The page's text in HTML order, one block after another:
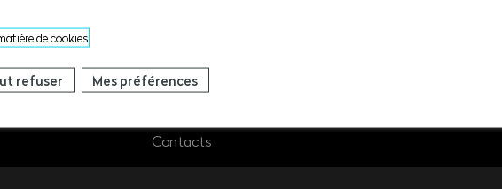
Contacts
de cookies
refuser Mes préférences